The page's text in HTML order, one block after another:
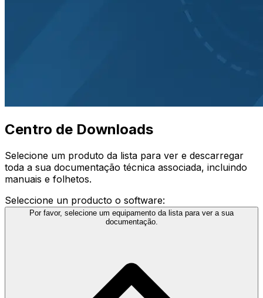
Centro de Downloads
Selecione um produto da lista para ver e descarregar
toda a sua documentação técnica associada, incluindo
manuais e folhetos.
Seleccione un producto o software:
Por favor, selecione um equipamento da lista para ver a sua
documentação.